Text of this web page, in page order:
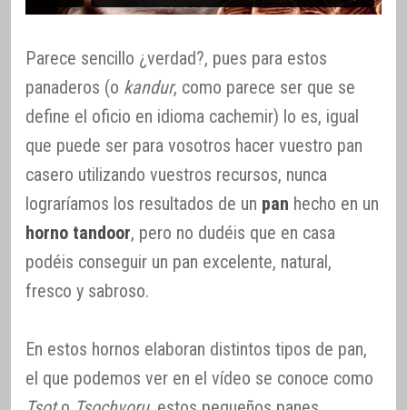
Parece sencillo ¿verdad?, pues para estos
panaderos (o kandur, como parece ser que se
define el oficio en idioma cachemir) lo es, igual
que puede ser para vosotros hacer vuestro pan
casero utilizando vuestros recursos, nunca
lograríamos los resultados de un pan hecho en un
horno tandoor, pero no dudéis que en casa
podéis conseguir un pan excelente, natural,
fresco y sabroso.
En estos hornos elaboran distintos tipos de pan,
el que podemos ver en el vídeo se conoce como